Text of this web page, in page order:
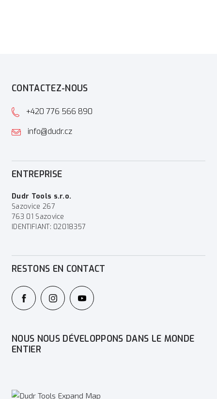
CONTACTEZ-NOUS
+420 776 566 890
info@dudr.cz
ENTREPRISE
Dudr Tools s.r.o.
Sazovice 267
763 01 Sazovice
IDENTIFIANT: 02018357
RESTONS EN CONTACT
NOUS NOUS DÉVELOPPONS DANS LE MONDE
ENTIER